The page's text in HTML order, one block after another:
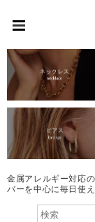
金属アレルギー対応
バーを中心に毎日使